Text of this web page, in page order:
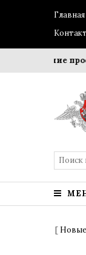
Главная
Соблюдение
[